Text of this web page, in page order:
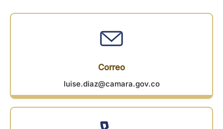
Correo
luise.diaz@camara.gov.co